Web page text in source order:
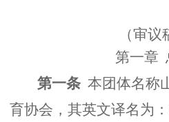
（审议
第一章
第一条 本团体名称
育协会，其英文译名为：